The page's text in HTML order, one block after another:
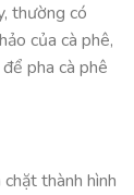
thường có
của cà phê,
pha cà phê
thành hình